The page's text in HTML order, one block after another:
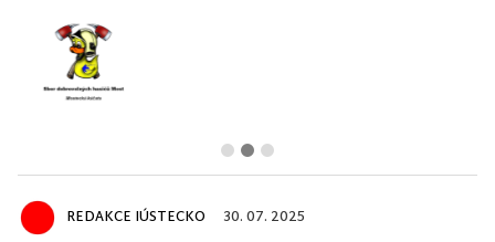
REDAKCE IÚSTECKO 30. 07. 2025